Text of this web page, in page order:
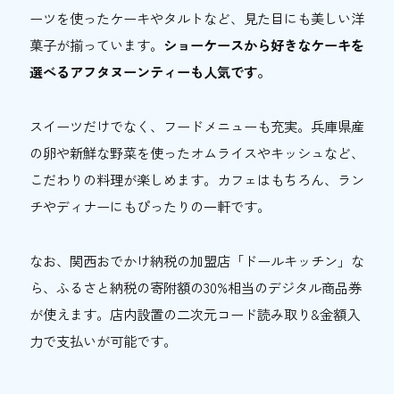
ーツを使ったケーキやタルトなど、見た目にも美しい洋
菓子が揃っています。 ショーケースから好きなケーキを
選べるアフタヌーンティーも人気です。
スイーツだけでなく、フードメニューも充実。兵庫県産
の卵や新鮮な野菜を使ったオムライスやキッシュなど、
こだわりの料理が楽しめます。カフェはもちろん、ラン
チやディナーにもぴったりの一軒です。
なお、関西おでかけ納税の加盟店「ドールキッチン」な
ら、ふるさと納税の寄附額の30%相当のデジタル商品券
が使えます。店内設置の二次元コード読み取り&金額入
力で支払いが可能です。